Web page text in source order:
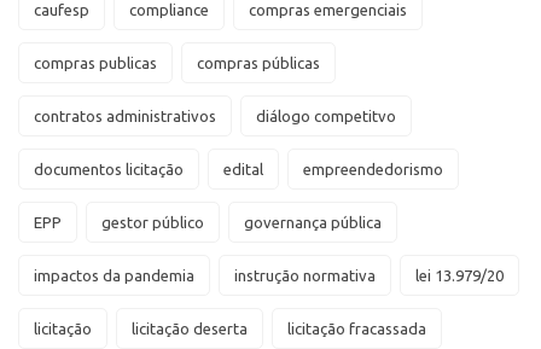
caufesp compliance compras emergenciais
compras publicas compras públicas
contratos administrativos diálogo competitvo
documentos licitação edital empreendedorismo
EPP gestor público governança pública
impactos da pandemia instrução normativa lei 13.979/20
licitação licitação deserta licitação fracassada